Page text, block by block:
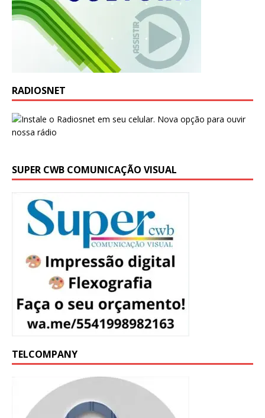
RADIOSNET
SUPER CWB COMUNICAÇÃO VISUAL
TELCOMPANY